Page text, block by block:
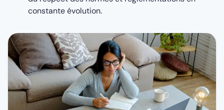
constante évolution.